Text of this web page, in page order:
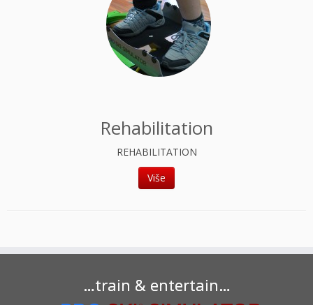
Rehabilitation
REHABILITATION
Više
…train & entertain…